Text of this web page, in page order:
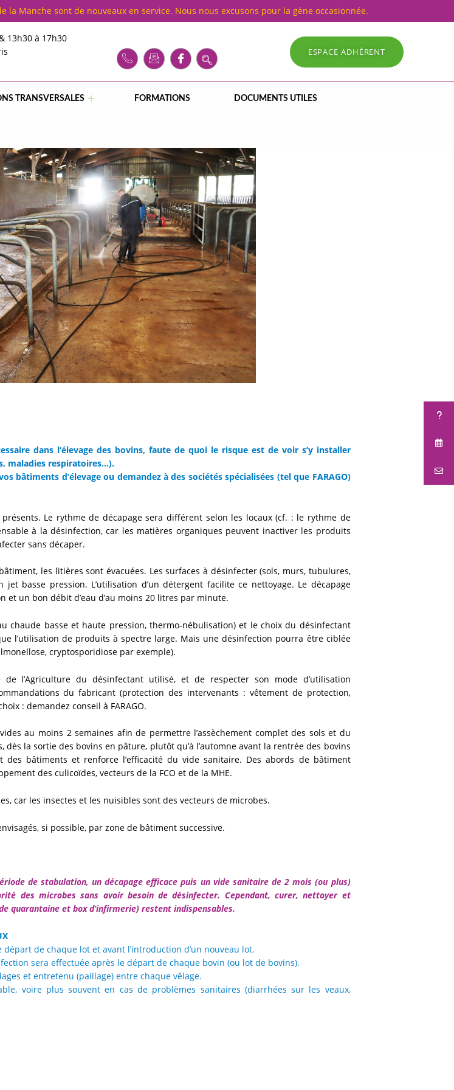
Manche sont de nouveaux en service. Nous nous excusons pour la gène occasionnée.
TRANSVERSALES FORMATIONS DOCUMENTS UTILES
13h30 à 17h30
ESPACE ADHÉRENT
dans l‘élevage des bovins, faute de quoi le risque est de voir s’y installer
maladies respiratoires…).
bâtiments d’élevage ou demandez à des sociétés spécialisées (tel que FARAGO)
Le rythme de décapage sera différent selon les locaux (cf. : le rythme de
à la désinfection, car les matières organiques peuvent inactiver les produits
sans décaper.
les litières sont évacuées. Les surfaces à désinfecter (sols, murs, tubulures,
basse pression. L’utilisation d’un détergent facilite ce nettoyage. Le décapage
et un bon débit d’eau d’au moins 20 litres par minute.
chaude basse et haute pression, thermo-nébulisation) et le choix du désinfectant
l’utilisation de produits à spectre large. Mais une désinfection pourra être ciblée
cryptosporidiose par exemple).
l’Agriculture du désinfectant utilisé, et de respecter son mode d’utilisation
du fabricant (protection des intervenants : vêtement de protection,
: demandez conseil à FARAGO.
au moins 2 semaines afin de permettre l’assèchement complet des sols et du
la sortie des bovins en pâture, plutôt qu’à l’automne avant la rentrée des bovins
des bâtiments et renforce l’efficacité du vide sanitaire. Des abords de bâtiment
des culicoïdes, vecteurs de la FCO et de la MHE.
car les insectes et les nuisibles sont des vecteurs de microbes.
si possible, par zone de bâtiment successive.
de stabulation, un décapage efficace puis un vide sanitaire de 2 mois (ou plus)
des microbes sans avoir besoin de désinfecter. Cependant, curer, nettoyer et
quarantaine et box d’infirmerie) restent indispensables.
de chaque lot et avant l’introduction d’un nouveau lot.
sera effectuée après le départ de chaque bovin (ou lot de bovins).
et entretenu (paillage) entre chaque vêlage.
voire plus souvent en cas de problèmes sanitaires (diarrhées sur les veaux,